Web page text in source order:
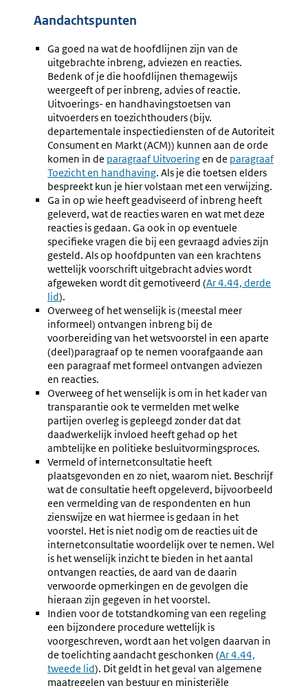
Aandachtspunten
Ga goed na wat de hoofdlijnen zijn van de
uitgebrachte inbreng, adviezen en reacties.
Bedenk of je die hoofdlijnen themagewijs
weergeeft of per inbreng, advies of reactie.
Uitvoerings- en handhavingstoetsen van
uitvoerders en toezichthouders (bijv.
departementale inspectiediensten of de Autoriteit
Consument en Markt (ACM)) kunnen aan de orde
komen in de paragraaf Uitvoeringen de paragraaf
Toezicht en handhaving. Als je die toetsen elders
bespreekt kun je hier volstaan met een verwijzing.
Ga in op wie heeft geadviseerd of inbreng heeft
geleverd, wat de reacties waren en wat met deze
reacties is gedaan. Ga ook in op eventuele
specifieke vragen die bij een gevraagd advies zijn
gesteld. Als op hoofdpunten van een krachtens
wettelijk voorschrift uitgebracht advies wordt
afgeweken wordt dit gemotiveerd (Ar 4.44, derde
lid).
Overweeg of het wenselijk is (meestal meer
informeel) ontvangen inbreng bij de
voorbereiding van het wetsvoorstel in een aparte
(deel)paragraaf op te nemen voorafgaande aan
een paragraaf met formeel ontvangen adviezen
en reacties.
Overweeg of het wenselijk is om in het kader van
transparantie ook te vermelden met welke
partijen overleg is gepleegd zonder dat dat
daadwerkelijk invloed heeft gehad op het
ambtelijke en politieke besluitvormingsproces.
Vermeld of internetconsultatie heeft
plaatsgevonden en zo niet, waarom niet. Beschrijf
wat de consultatie heeft opgeleverd, bijvoorbeeld
een vermelding van de respondenten en hun
zienswijze en wat hiermee is gedaan in het
voorstel. Het is niet nodig om de reacties uit de
internetconsultatie woordelijk over te nemen. Wel
is het wenselijk inzicht te bieden in het aantal
ontvangen reacties, de aard van de daarin
verwoorde opmerkingen en de gevolgen die
hieraan zijn gegeven in het voorstel.
Indien voor de totstandkoming van een regeling
een bijzondere procedure wettelijk is
voorgeschreven, wordt aan het volgen daarvan in
de toelichting aandacht geschonken (Ar 4.44,
tweede lid). Dit geldt in het geval van algemene
maatregelen van bestuur en ministeriële